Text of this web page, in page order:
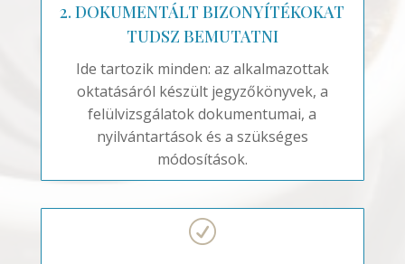
2. DOKUMENTÁLT BIZONYÍTÉKOKAT
TUDSZ BEMUTATNI
Ide tartozik minden: az alkalmazottak
oktatásáról készült jegyzőkönyvek, a
felülvizsgálatok dokumentumai, a
nyilvántartások és a szükséges
módosítások.
R